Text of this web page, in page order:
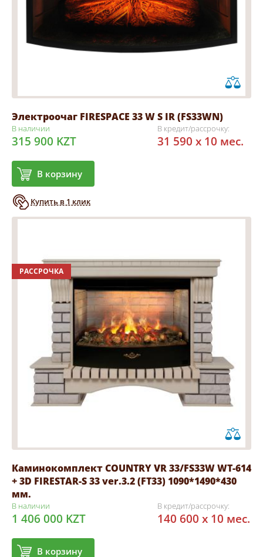
Электроочаг FIRESPACE 33 W S IR (FS33WN)
В наличии
315 900 KZT
В корзину
Купить в 1 клик
В кредит/рассрочку:
31 590 x 10 мес.
РАССРОЧКА
Каминокомплект COUNTRY VR 33/FS33W WT-614
+ 3D FIRESTAR-S 33 ver.3.2 (FT33) 1090*1490*430
мм.
В наличии
1 406 000 KZT
В корзину
В кредит/рассрочку:
140 600 x 10 мес.